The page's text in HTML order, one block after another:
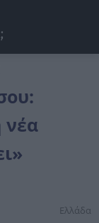
νέα
Ελλάδα